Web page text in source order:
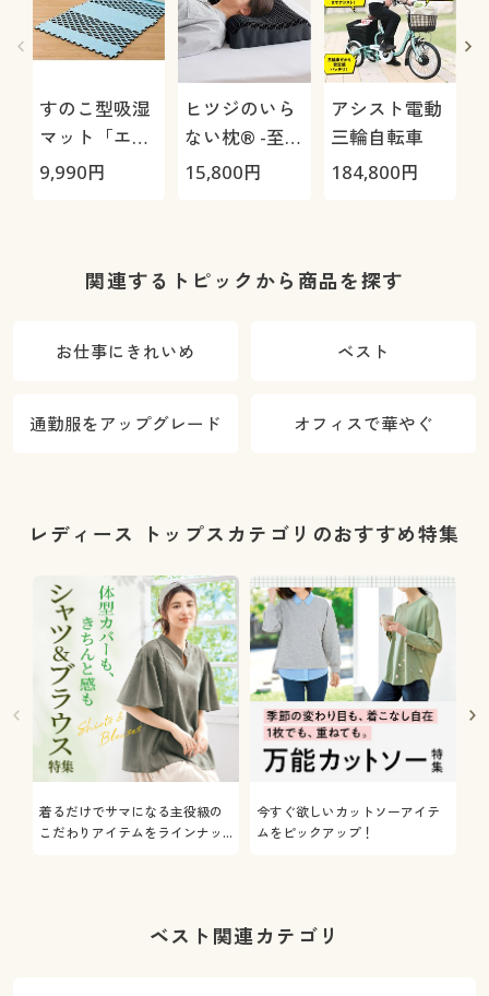
すのこ型吸湿
マット「エア
ージョブ®」
9,990円
ヒツジのいら
ない枕® -至
極-
15,800円
アシスト電動
三輪自転車
184,800円
関連するトピックから商品を探す
お仕事にきれいめ ベスト
通勤服をアップグレード オフィスで華やぐ
レディース トップスカテゴリのおすすめ特集
着るだけでサマになる主役級の
こだわりアイテムをラインナッ
今すぐ欲しいカットソーアイテ
ムをピックアップ！
ベスト関連カテゴリ